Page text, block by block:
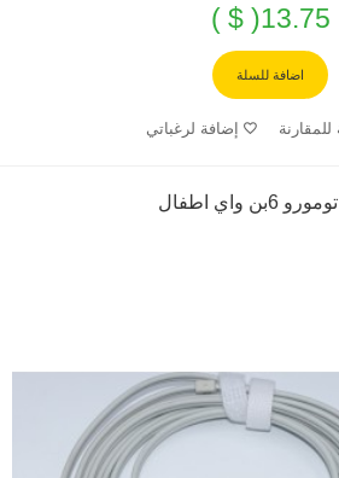
13.75( $ )
اضافة للسلة
إضافة لرغباتي
6بن واي اطفال